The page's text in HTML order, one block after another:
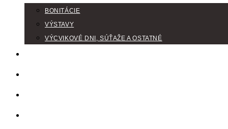
BONITÁCIE
VÝSTAVY
VÝCVIKOVÉ DNI, SÚŤAŽE A OSTATNÉ